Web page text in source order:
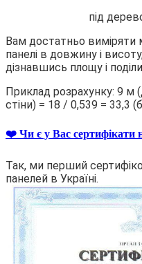
під дерево 70 *
Вам достатньо виміряти
панелі в довжину і
дізнавшись площу і
Приклад розрахунку: 9 м
стіни) = 18 / 0,539 = 33,3
❤️ Чи є у Вас сертифікати
Так, ми перший
панелей в Україні.